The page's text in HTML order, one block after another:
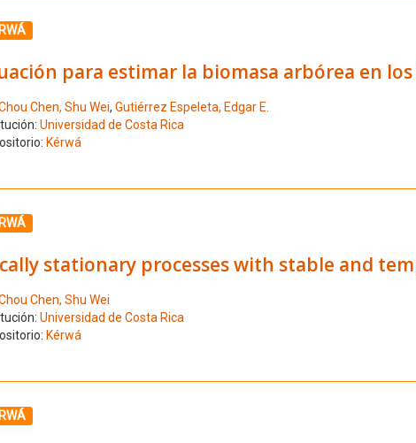
el número de resultado 7
para estimar la biomasa arbórea en
Chen, Shu Wei, Gutiérrez Espeleta, Edgar E.
Universidad de Costa Rica
Kérwá
el número de resultado 8
stationary processes with stable and
Chen, Shu Wei
Universidad de Costa Rica
Kérwá
el número de resultado 9